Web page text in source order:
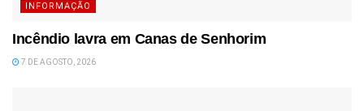
INFORMAÇÃO
Incêndio lavra em Canas de Senhorim
7 DE AGOSTO, 2026